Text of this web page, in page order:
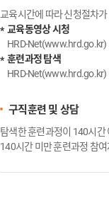
교육시간에 따라 신청절차
교육동영상 시청
HRD-Net(www.hrd.go.kr)
훈련과정 탐색
HRD-Net(www.hrd.go.kr)
구직훈련 및 상담
탐색한 훈련과정이 140시간
140시간 미만 훈련과정 참